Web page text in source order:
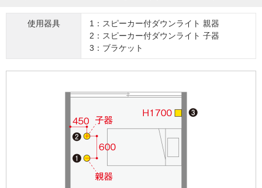
使用器具
1：スピーカー付ダウンライト 親器
2：スピーカー付ダウンライト 子器
3：ブラケット